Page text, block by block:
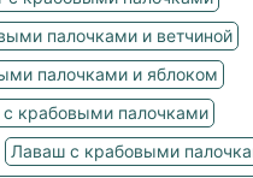
палочками и ветчиной
палочками и яблоком
крабовыми палочками
Лаваш с крабовыми